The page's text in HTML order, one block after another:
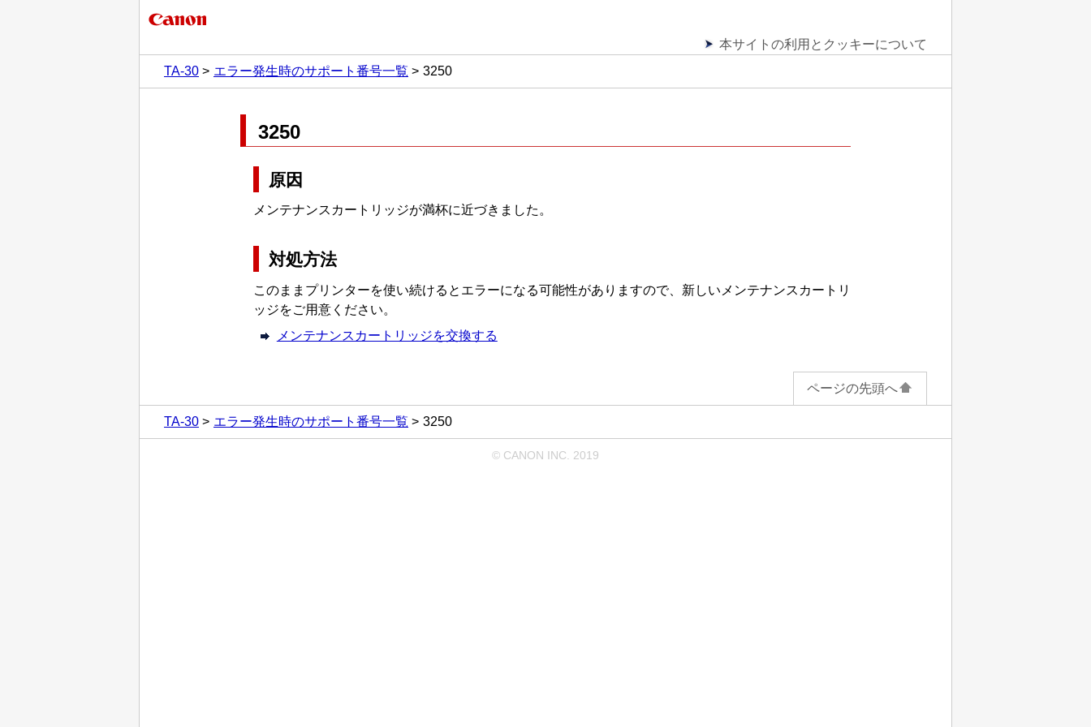
本サイトの利用とクッキーについて
TA-30
エラー発生時のサポート番号一覧 3250
3250
原因
メンテナンスカートリッジが満杯に近づきました。
対処方法
このままプリンターを使い続けるとエラーになる可能性がありますので、新しいメンテナンスカートリ
ッジをご用意ください。
メンテナンスカートリッジを交換する
ページの先頭へ
TA-30 エラー発生時のサポート番号一覧 3250
© CANON INC. 2019